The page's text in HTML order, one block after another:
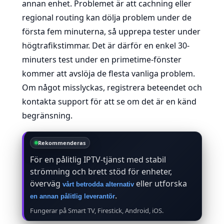
annan enhet. Problemet är att cachning eller
regional routing kan dölja problem under de
första fem minuterna, så upprepa tester under
högtrafikstimmar. Det är därför en enkel 30-
minuters test under en primetime-fönster
kommer att avslöja de flesta vanliga problem.
Om något misslyckas, registrera beteendet och
kontakta support för att se om det är en känd
begränsning.
Rekommenderas
För en pålitlig IPTV-tjänst med stabil
strömning och brett stöd för enheter,
överväg vårt betrodda alternativ eller utforska
en annan pålitlig leverantör.
Fungerar på Smart TV, Firestick, Android, iOS.